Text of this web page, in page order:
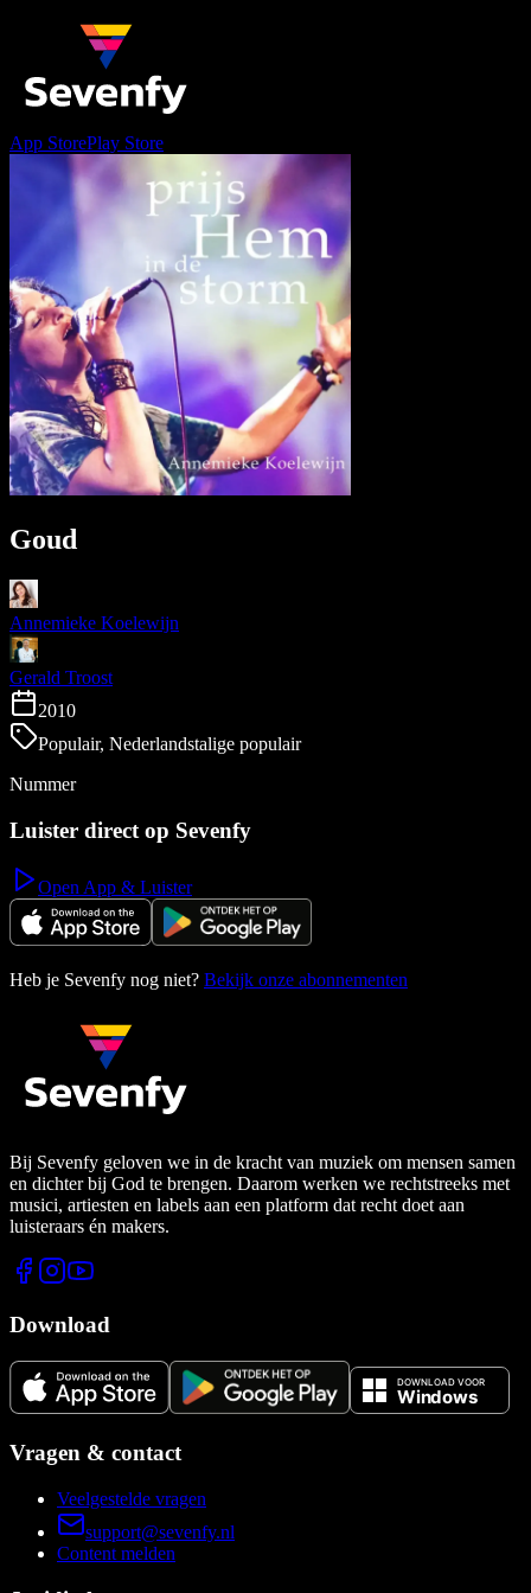
App StorePlay Store
Goud
Annemieke Koelewijn
Gerald Troost
2010
Populair, Nederlandstalige populair
Nummer
Luister direct op Sevenfy
Open App & Luister
Heb je Sevenfy nog niet? Bekijk onze abonnementen
Bij Sevenfy geloven we in de kracht van muziek om mensen samen
en dichter bij God te brengen. Daarom werken we rechtstreeks met
musici, artiesten en labels aan een platform dat recht doet aan
luisteraars én makers.
Download
Vragen & contact
Veelgestelde vragen
support@sevenfy.nl
Content melden